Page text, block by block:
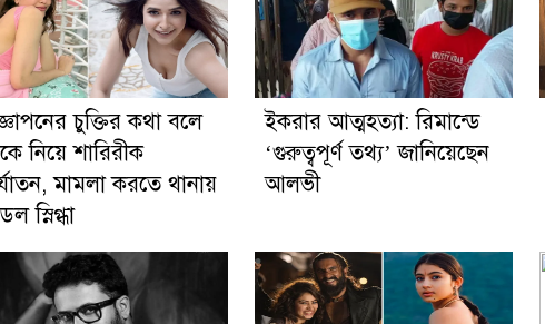
চুক্তির কথা বলে
নিয়ে শারিরীক
মামলা করতে থানায়
স্নিগ্ধা
ইকরার আত্মহত্যা: রিমান্ডে
‘গুরুত্বপূর্ণ তথ্য’ জানিয়েছেন
আলভী